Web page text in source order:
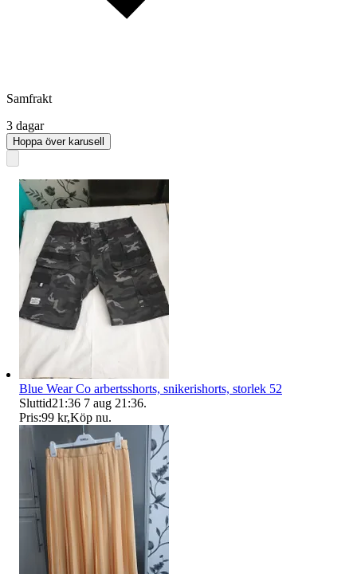
Samfrakt
3 dagar
Hoppa över karusell
Blue Wear Co arbertsshorts, snikerishorts, storlek 52
Sluttid21:36 7 aug 21:36.
Pris:99 kr,Köp nu.